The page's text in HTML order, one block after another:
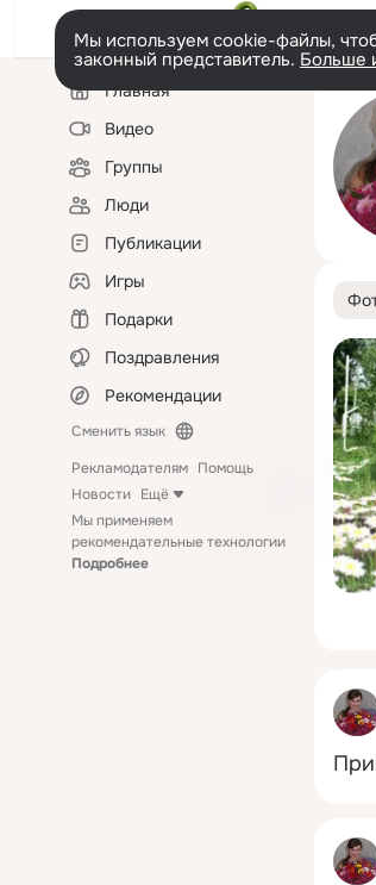
Мы используем cookie-файлы,
законный представитель. Больше
Левая
колонкаГлавная
Видео
Группы
Люди
Публикации
Игры
Подарки
Поздравления
Рекомендации
Сменить язык
Рекламодателям Помощь
Новости Ещё
Мы применяем
рекомендательные технологии
Подробнее
Фид
Фид